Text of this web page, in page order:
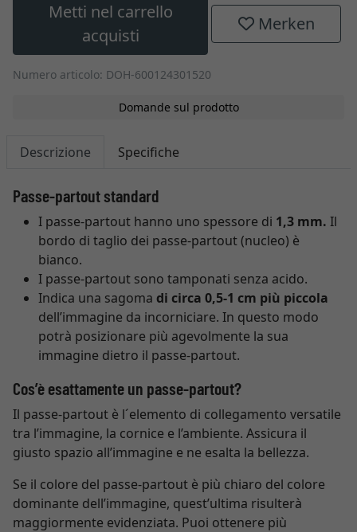
Metti nel carrello
acquisti
Merken
Numero articolo: DOH-600124301520
Domande sul prodotto
Descrizione Specifiche
Passe-partout standard
I passe-partout hanno uno spessore di 1,3 mm. Il
bordo di taglio dei passe-partout (nucleo) è
bianco.
I passe-partout sono tamponati senza acido.
Indica una sagoma di circa 0,5-1 cm più piccola
dell’immagine da incorniciare. In questo modo
potrà posizionare più agevolmente la sua
immagine dietro il passe-partout.
Cos’è esattamente un passe-partout?
Il passe-partout è l´elemento di collegamento versatile
tra l’immagine, la cornice e l’ambiente. Assicura il
giusto spazio all’immagine e ne esalta la bellezza.
Se il colore del passe-partout è più chiaro del colore
dominante dell’immagine, quest’ultima risulterà
maggiormente evidenziata. Puoi ottenere più